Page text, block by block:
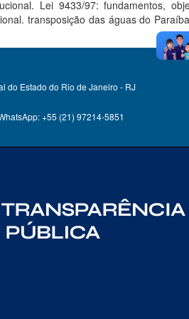
Lei 9433/97: fundamentos,
transposição das águas do
do Estado do Rio de Janeiro - RJ
+55 (21) 97214-5851